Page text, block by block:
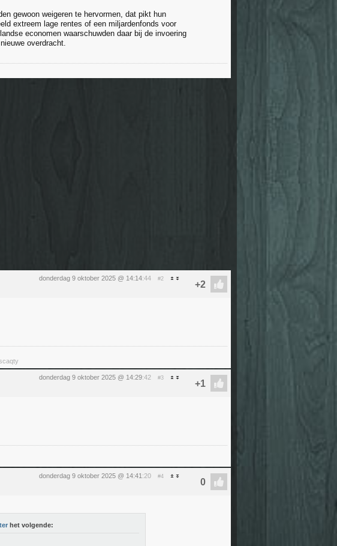
gewoon weigeren te hervormen, dat pikt hun
extreem lage rentes of een miljardenfonds voor
economen waarschuwden daar bij de invoering
overdracht.
donderdag 9 oktober 2025 @ 14:14:44 #2
donderdag 9 oktober 2025 @ 14:29:42 #3
donderdag 9 oktober 2025 @ 14:41 :20 #4
het volgende: